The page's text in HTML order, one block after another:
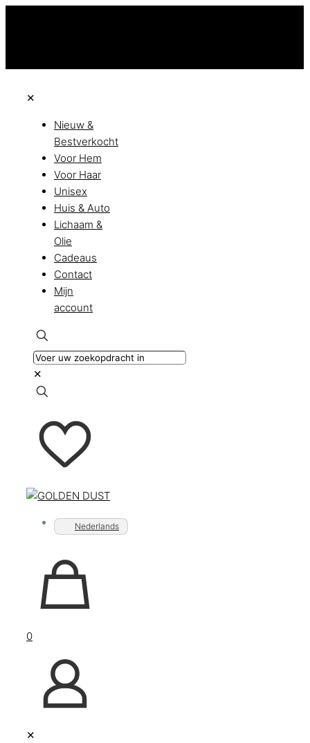
✕
Nieuw &
Bestverkocht
Voor Hem
Voor Haar
Unisex
Huis & Auto
Lichaam &
Olie
Cadeaus
Contact
Mijn
account
✕
Nederlands
0
✕